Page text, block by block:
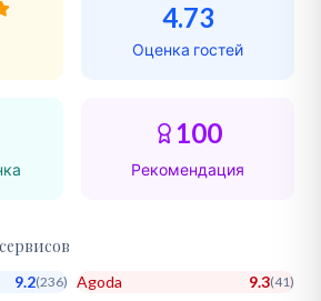
4.73
Оценка гостей
100
Рекомендация
9.2(236) Agoda 9.3(41)